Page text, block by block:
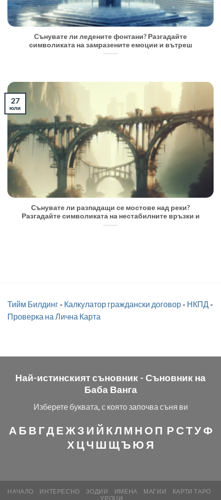
Сънувате ли ледените фонтани? Разгадайте
символиката на замразените емоции и вътреш
Сънувате ли разпадащи се мостове над реки?
Разгадайте символиката на нестабилните връзки и
27
юли
Тийм Билдинг- Калкулатор граждански договор- НКПД-
Проверка на Лична Карта
Най-истинският съновник - Съновник на
Баба Ванга
Изберете буквата, с която започва съня ви
А Б В ГДЕЖЗ И Й КЛ М Н О П Р СТУФ
Х ЦЧ Ш ЩЪЮ Я
НАЧАЛО ИНТЕРЕСНО ЗОДИИ ИМЕНА МАГИИ
КАРТИ ТАРО
УРОЦИ